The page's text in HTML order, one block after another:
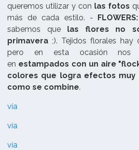
queremos utilizar y con las fotos
más de cada estilo. - FLOWERS:
sabemos que las flores no
primavera ;). Tejidos florales
pero en esta ocasión nos
en estampados con un aire
colores que logra efectos muy
como se combine.
vía
vía
vía